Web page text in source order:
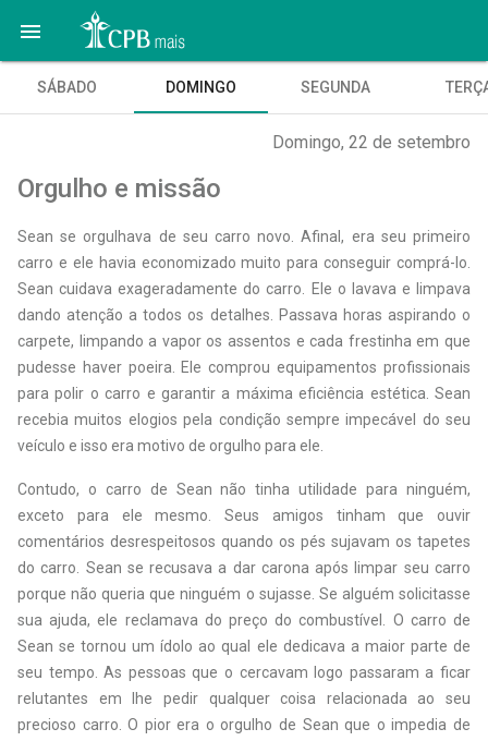

SÁBADO DOMINGO SEGUNDA
Domingo, 22 de setembro
Orgulho e missão
Sean se orgulhava de seu carro novo. Afinal, era seu primeiro
carro e ele havia economizado muito para conseguir comprá-lo.
Sean cuidava exageradamente do carro. Ele o lavava e limpava
dando atenção a todos os detalhes. Passava horas aspirando o
carpete, limpando a vapor os assentos e cada frestinha em que
pudesse haver poeira. Ele comprou equipamentos profissionais
para polir o carro e garantir a máxima eficiência estética. Sean
recebia muitos elogios pela condição sempre impecável do seu
veículo e isso era motivo de orgulho para ele.
Contudo, o carro de Sean não tinha utilidade para ninguém,
exceto para ele mesmo. Seus amigos tinham que ouvir
comentários desrespeitosos quando os pés sujavam os tapetes
do carro. Sean se recusava a dar carona após limpar seu carro
porque não queria que ninguém o sujasse. Se alguém solicitasse
sua ajuda, ele reclamava do preço do combustível. O carro de
Sean se tornou um ídolo ao qual ele dedicava a maior parte de
seu tempo. As pessoas que o cercavam logo passaram a ficar
relutantes em lhe pedir qualquer coisa relacionada ao seu
precioso carro. O pior era o orgulho de Sean que o impedia de